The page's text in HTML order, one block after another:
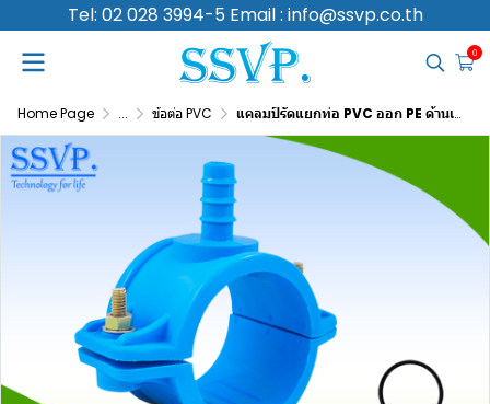
Tel: 02 028 3994-5 Email : info@ssvp.co.th
0
Home Page ... ข้อต่อ PVC แคลมป์รัดแยกท่อ PVC ออก PE ด้านเดียว ขนาดท่อหลัก 1-1/2 นิ้ว ท่อแยก 25 มม.